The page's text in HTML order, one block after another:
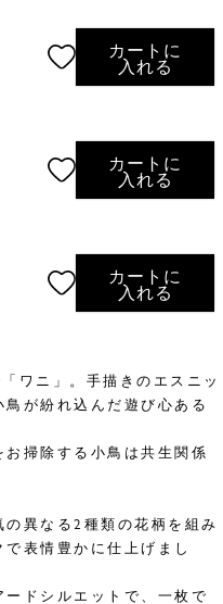
カートに
入れる
カートに
入れる
カートに
入れる
ワニ」。手描きのエスニッ
が紛れ込んだ遊び心ある
掃除する小鳥は共生関係
異なる2種類の花柄を組み
表情豊かに仕上げまし
ドシルエットで、一枚で